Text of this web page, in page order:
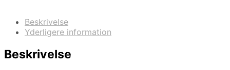
Beskrivelse
Yderligere information
Beskrivelse